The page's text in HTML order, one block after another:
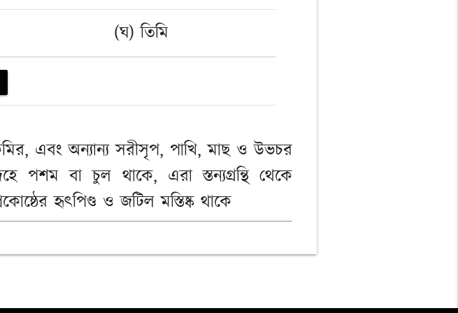
(ঘ) তিমি
এবং অন্যান্য সরীসৃপ, পাখি, মাছ ও উভচর
পশম বা চুল থাকে, এরা স্তন্যগ্রন্থি থেকে
হৃৎপিণ্ড ও জটিল মস্তিষ্ক থাকে